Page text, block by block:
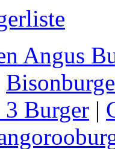
Angus
Burger |